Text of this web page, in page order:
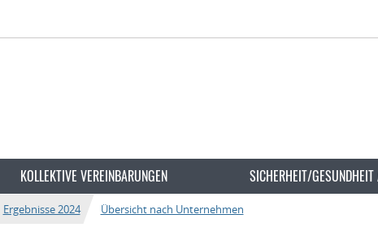
KOLLEKTIVE VEREINBARUNGEN SICHERHEIT/
Ergebnisse 2024 Übersicht nach Unternehmen